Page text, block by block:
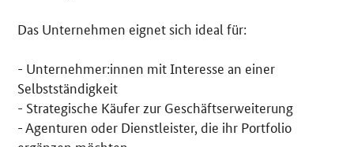
Das Unternehmen eignet sich ideal für:
- Unternehmer:innen mit Interesse an einer
Selbstständigkeit
- Strategische Käufer zur Geschäftserweiterung
- Agenturen oder Dienstleister, die ihr Portfolio